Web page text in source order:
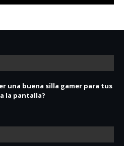
una buena silla gamer para tus
la pantalla?